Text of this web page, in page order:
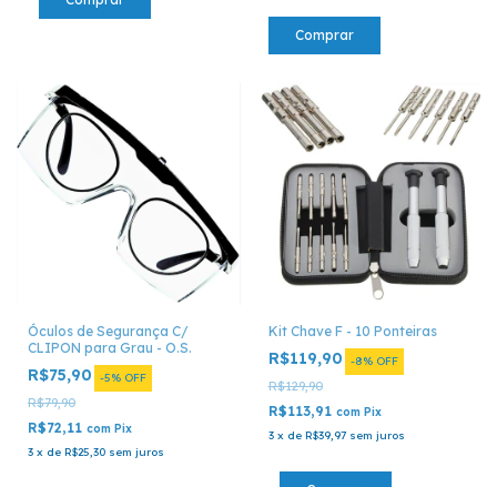
Comprar
Óculos de Segurança C/
CLIPON para Grau - O.S.
R$75,90 -5% OFF
R$79,90
R$72,11 com Pix
3 x de R$25,30 sem juros
Kit Chave F - 10 Ponteiras
R$119,90 -8% OFF
R$129,90
R$113,91 com Pix
3 x de R$39,97 sem juros